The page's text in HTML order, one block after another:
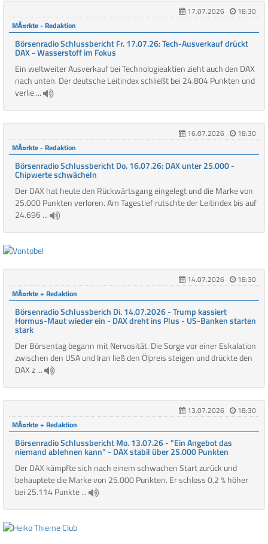
17.07.2026
18:30
MÃ¤rkte - Redaktion
Börsenradio Schlussbericht Fr. 17.07.26: Tech-Ausverkauf drückt
DAX - Wasserstoff im Fokus
Ein weltweiter Ausverkauf bei Technologieaktien zieht auch den DAX
nach unten. Der deutsche Leitindex schließt bei 24.804 Punkten und
verlie ...
16.07.2026
18:30
MÃ¤rkte - Redaktion
Börsenradio Schlussbericht Do. 16.07.26: DAX unter 25.000 -
Chipwerte schwächeln
Der DAX hat heute den Rückwärtsgang eingelegt und die Marke von
25.000 Punkten verloren. Am Tagestief rutschte der Leitindex bis auf
24.696 ...
14.07.2026
18:30
MÃ¤rkte + Redaktion
Börsenradio Schlussberich Di. 14.07.2026 - Trump kassiert
Hormus-Maut wieder ein - DAX dreht ins Plus - US-Banken starten
stark
Der Börsentag begann mit Nervosität. Die Sorge vor einer Eskalation
zwischen den USA und Iran ließ den Ölpreis steigen und drückte den
DAX z ...
13.07.2026
18:30
MÃ¤rkte + Redaktion
Börsenradio Schlussbericht Mo. 13.07.26 - "Ein Angebot das
niemand ablehnen kann" - DAX stabil über 25.000 Punkten
Der DAX kämpfte sich nach einem schwachen Start zurück und
behauptete die Marke von 25.000 Punkten. Er schloss 0,2 % höher
bei 25.114 Punkte ...